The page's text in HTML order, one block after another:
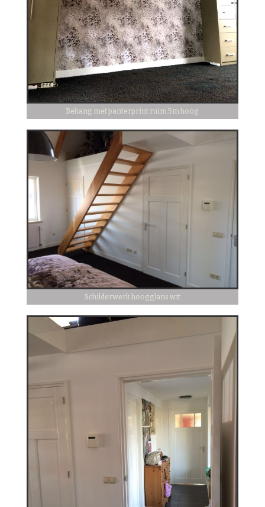
Behang met panterprint ruim 5m hoog
Schilderwerk hoogglans wit